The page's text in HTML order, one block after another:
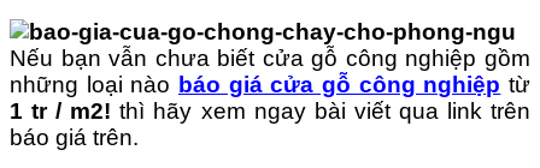
Nếu bạn vẫn chưa biết cửa gỗ công nghiệp gồm
những loại nào báo giá cửa gỗ công nghiệp từ
1 tr / m2! thì hãy xem ngay bài viết qua link trên
báo giá trên.